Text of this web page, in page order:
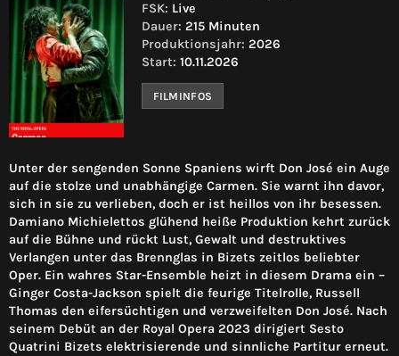
FSK: Live
Dauer: 215 Minuten
Produktionsjahr: 2026
Start: 10.11.2026
FILMINFOS
Unter der sengenden Sonne Spaniens wirft Don José ein Auge
auf die stolze und unabhängige Carmen. Sie warnt ihn davor,
sich in sie zu verlieben, doch er ist heillos von ihr besessen.
Damiano Michielettos glühend heiße Produktion kehrt zurück
auf die Bühne und rückt Lust, Gewalt und destruktives
Verlangen unter das Brennglas in Bizets zeitlos beliebter
Oper. Ein wahres Star-Ensemble heizt in diesem Drama ein –
Ginger Costa-Jackson spielt die feurige Titelrolle, Russell
Thomas den eifersüchtigen und verzweifelten Don José. Nach
seinem Debüt an der Royal Opera 2023 dirigiert Sesto
Quatrini Bizets elektrisierende und sinnliche Partitur erneut.